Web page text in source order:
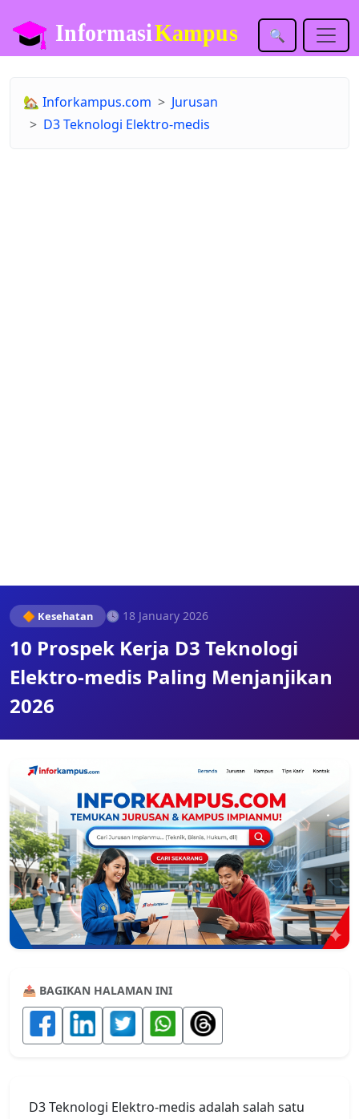
🔍
🏡 Inforkampus.com
Jurusan
D3 Teknologi Elektro-medis
🔶 Kesehatan 🕓 18 January 2026
10 Prospek Kerja D3 Teknologi
Elektro-medis Paling Menjanjikan
2026
📤 BAGIKAN HALAMAN INI
D3 Teknologi Elektro-medis adalah salah satu